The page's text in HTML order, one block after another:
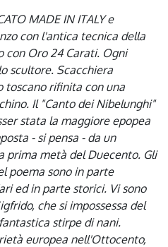
MADE IN ITALY e
con l'antica tecnica della
con Oro 24 Carati. Ogni
scultore. Scacchiera
toscano rifinita con una
Il "Canto dei Nibelunghi"
stata la maggiore epopea
- si pensa - da un
prima metà del Duecento. Gli
poema sono in parte
ed in parte storici. Vi sono
che si impossessa del
stirpe di nani.
europea nell'Ottocento,